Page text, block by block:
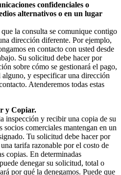
confidenciales o
alternativos o en un lugar
la consulta se comunique contigo
dirección diferente. Por ejemplo,
en contacto con usted desde
Su solicitud debe hacer por
sobre cómo se gestionará el pago,
alguno, y especificar una dirección
Atenderemos todas estas
y Copiar.
inspección y recibir una copia de su
socios comerciales mantengan en un
Tu solicitud debe hacer por
tarifa razonable por el costo de
copias. En determinadas
denegar su solicitud, total o
por qué la denegamos. Puede que